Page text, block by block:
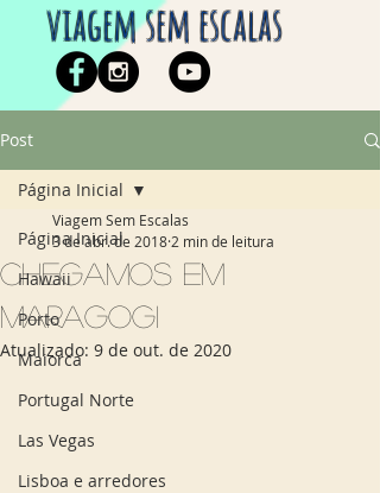
viagem sem escalas
Post
Página Inicial
Hawaii
Porto
Maiorca
Portugal Norte
Las Vegas
Lisboa e arredores
Página Inicial
Chegamos em
Maragogi
Viagem Sem Escalas
3 de abr. de 2018 2 min de leitura
Atualizado: 9 de out. de 2020